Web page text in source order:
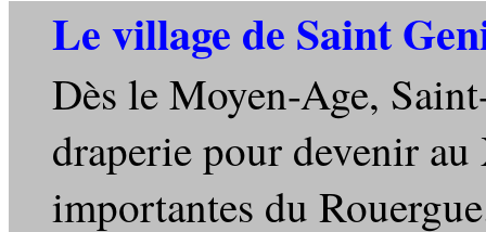
Le village de Saint
Dès le Moyen-Age,
draperie pour devenir
importantes du